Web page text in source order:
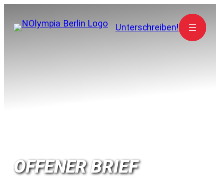
Inhalt
springen
Unterschreiben!
OFFENER BRIEF